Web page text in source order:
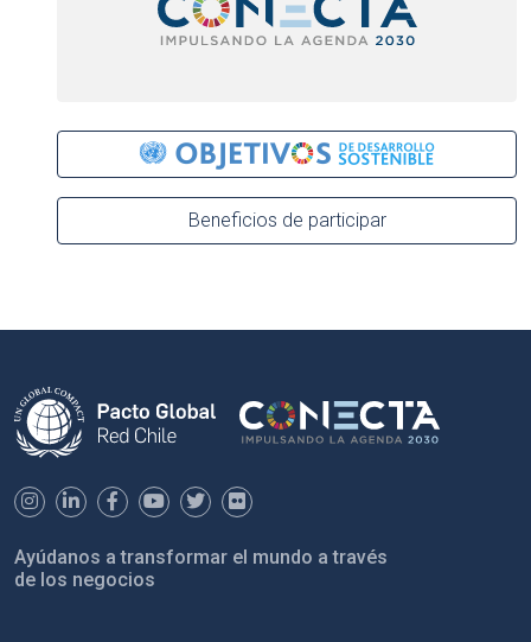
Beneficios de participar
Ayúdanos a transformar el mundo a través
de los negocios